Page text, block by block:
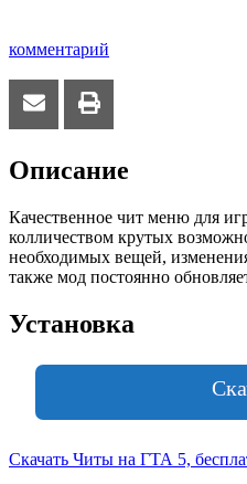
комментарий
Описание
Качественное чит меню для
колличеством крутых
необходимых вещей,
также мод постоянно
Установка
Скачать Читы на ГТА 5,